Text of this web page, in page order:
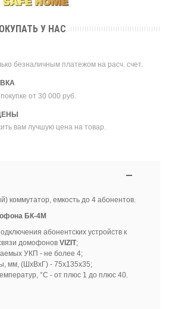
У НАС
безналичным платежом на расч. счет.
от 30 000 руб.
вам лучшую цена на товар.
коммутатор, емкость до 4 абонентов.
БК-4М
абонентских устройств к
домофонов VIZIT;
УКП - не более 4;
мм, (ШхВхГ) - 75х135х35;
°С - от плюс 1 до плюс 40.